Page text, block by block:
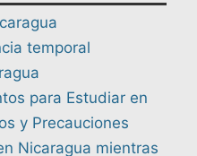
temporal
para Estudiar en
y Precauciones
Nicaragua mientras